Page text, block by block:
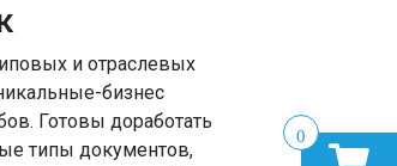
и отраслевых
бизнес
Готовы доработать
типы документов,
0